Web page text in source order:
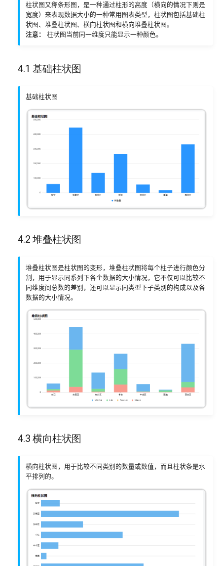
柱状图又称条形图，是一种通过柱形的高度（横向的情况下则是
宽度）来表现数据大小的一种常用图表类型，柱状图包括基础柱
状图、堆叠柱状图、横向柱状图和横向堆叠柱状图。
注意：
柱状图当前同一维度只能显示一种颜色。
4.1 基础柱状图
基础柱状图
4.2 堆叠柱状图
堆叠柱状图是柱状图的变形，堆叠柱状图将每个柱子进行颜色分
割，用于显示同系列下各个数据的大小情况，它不仅可以比较不
同维度间总数的差别，还可以显示同类型下子类别的构成以及各
数据的大小情况。
4.3 横向柱状图
横向柱状图，用于比较不同类别的数量或数值，而且柱状条是水
平排列的。